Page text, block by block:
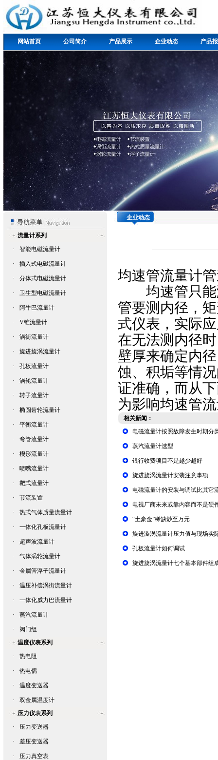
网站首页 公司简介 产品展示 企业动态 产品
流量计系列
·
智能电磁流量计
· 插入式电磁流量计
· 分体式电磁流量计
· 卫生型电磁流量计
· 阿牛巴流量计
· V锥流量计
· 涡街流量计
· 旋进旋涡流量计
· 孔板流量计
· 涡轮流量计
· 转子流量计
· 椭圆齿轮流量计
· 平衡流量计
· 弯管流量计
· 楔形流量计
· 喷嘴流量计
· 靶式流量计
· 节流装置
· 热式气体质量流量计
· 一体化孔板流量计
· 超声波流量计
· 气体涡轮流量计
· 金属管浮子流量计
· 温压补偿涡街流量计
· 一体化威力巴流量计
· 蒸汽流量计
·
阀门组
温度仪表系列
·
热电阻
· 热电偶
· 温度变送器
·
双金属温度计
压力仪表系列
·
压力变送器
· 差压变送器
· 压力真空表
企业动态
均速管流量计
均速管只能
管要测内径，
式仪表，实际
在无法测内径
壁厚来确定内
蚀、积垢等情
证准确，而从
为影响均速管
相关新闻：
电磁流量计按照故障发生时期分
蒸汽流量计选型
银行收费项目不是越少越好
旋进旋涡流量计安装注意事项
电磁流量计的安装与调试比其它
电视厂商未来或靠内容而不是硬
“土豪金”稀缺炒至万元
旋进漩涡流量计压力值与现场实
孔板流量计如何调试
旋进旋涡流量计七个基本部件组